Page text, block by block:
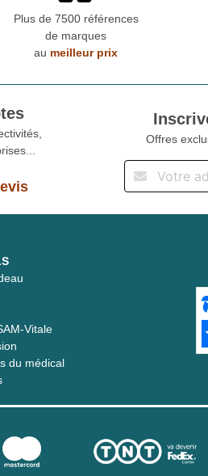
Plus de 7500 références
de marques
au meilleur prix
Offres
Vitale
du médical